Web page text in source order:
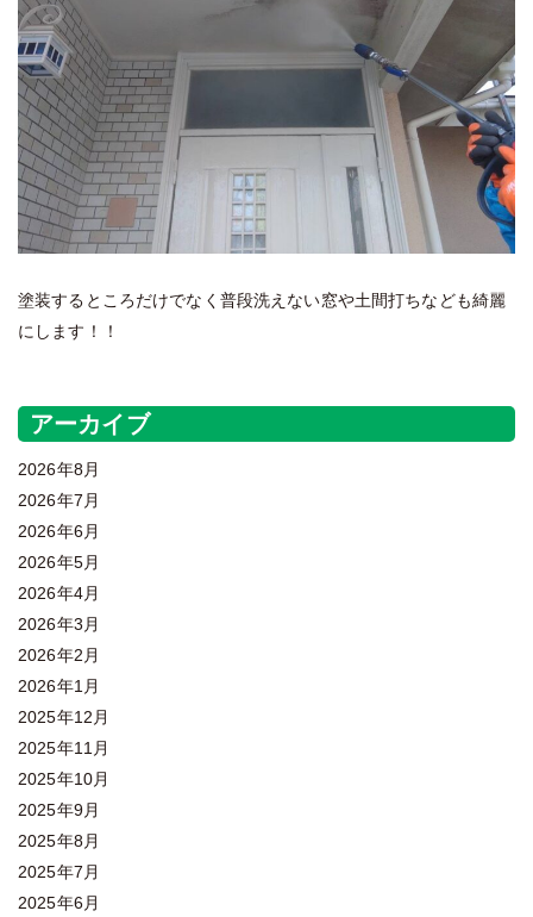
塗装するところだけでなく普段洗えない窓や土間打ちなども綺麗
にします！！
アーカイブ
2026年8月
2026年7月
2026年6月
2026年5月
2026年4月
2026年3月
2026年2月
2026年1月
2025年12月
2025年11月
2025年10月
2025年9月
2025年8月
2025年7月
2025年6月